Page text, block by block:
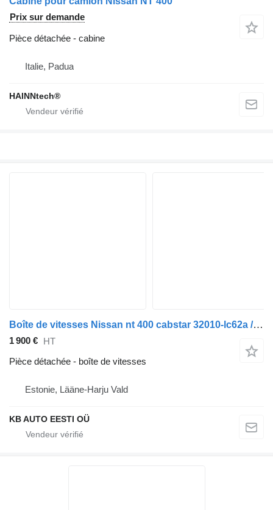
Prix sur demande
Pièce détachée - cabine
Italie, Padua
HAINNtech®
Boîte de vitesses Nissan nt 400 cabstar 32010-lc62a / faible kilométrage pour camion
1 900 € HT
Pièce détachée - boîte de vitesses
Estonie, Lääne-Harju Vald
KB AUTO EESTI OÜ